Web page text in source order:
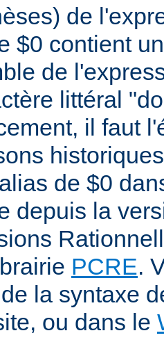
de
$0 contient
de
littéral
il faut
de $0
depuis la
PCRE.
la syntaxe
ou dans le